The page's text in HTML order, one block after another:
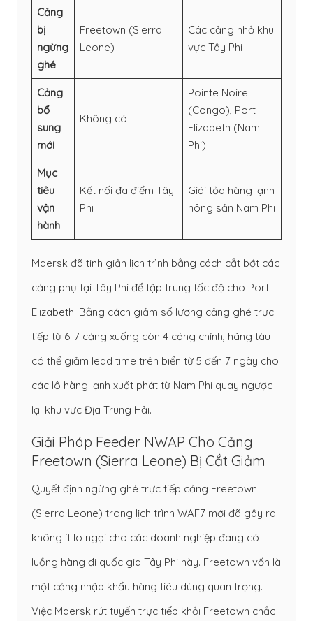
Cảng
bị
ngừng
ghé
Freetown (Sierra
Leone)
Các cảng nhỏ khu
vực Tây Phi
Cảng
bổ
sung
mới
Không có
Pointe Noire
(Congo), Port
Elizabeth (Nam
Phi)
Mục
tiêu
vận
hành
Kết nối đa điểm Tây
Phi
Giải tỏa hàng lạnh
nông sản Nam Phi
Maersk đã tinh giản lịch trình bằng cách cắt bớt các
cảng phụ tại Tây Phi để tập trung tốc độ cho Port
Elizabeth. Bằng cách giảm số lượng cảng ghé trực
tiếp từ 6-7 cảng xuống còn 4 cảng chính, hãng tàu
có thể giảm lead time trên biển từ 5 đến 7 ngày cho
các lô hàng lạnh xuất phát từ Nam Phi quay ngược
lại khu vực Địa Trung Hải.
Giải Pháp Feeder NWAP Cho Cảng
Freetown (Sierra Leone) Bị Cắt Giảm
Quyết định ngừng ghé trực tiếp cảng Freetown
(Sierra Leone) trong lịch trình WAF7 mới đã gây ra
không ít lo ngại cho các doanh nghiệp đang có
luồng hàng đi quốc gia Tây Phi này. Freetown vốn là
một cảng nhập khẩu hàng tiêu dùng quan trọng.
Việc Maersk rút tuyến trực tiếp khỏi Freetown chắc